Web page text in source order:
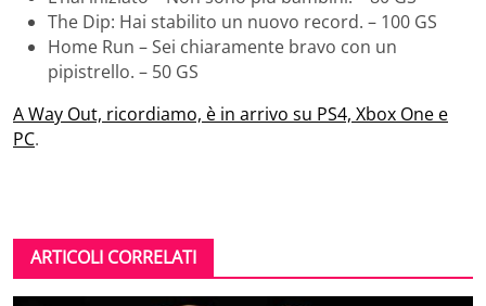
The Dip: Hai stabilito un nuovo record. – 100 GS
Home Run – Sei chiaramente bravo con un
pipistrello. – 50 GS
A Way Out, ricordiamo, è in arrivo su PS4, Xbox One e
PC.
ARTICOLI CORRELATI